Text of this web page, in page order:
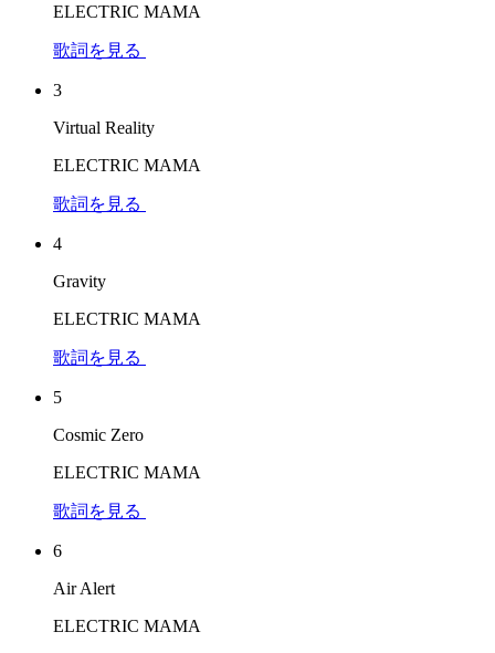
ELECTRIC MAMA
歌詞を見る
3
Virtual Reality
ELECTRIC MAMA
歌詞を見る
4
Gravity
ELECTRIC MAMA
歌詞を見る
5
Cosmic Zero
ELECTRIC MAMA
歌詞を見る
6
Air Alert
ELECTRIC MAMA